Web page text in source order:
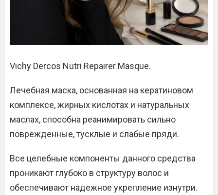
Vichy Dercos Nutri Repairer Masque.
Лечебная маска, основанная на кератиновом
комплексе, жирных кислотах и натуральных
маслах, способна реанимировать сильно
поврежденные, тусклые и слабые пряди.
Все целебные компоненты данного средства
проникают глубоко в структуру волос и
обеспечивают надежное укрепление изнутри.